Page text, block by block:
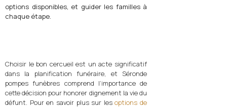
options disponibles, et guider les familles à
chaque étape.
Choisir le bon cercueil est un acte significatif
dans la planification funéraire, et Séronde
pompes funèbres comprend l’importance de
cette décision pour honorer dignement la vie du
défunt. Pour en savoir plus sur lesoptions de